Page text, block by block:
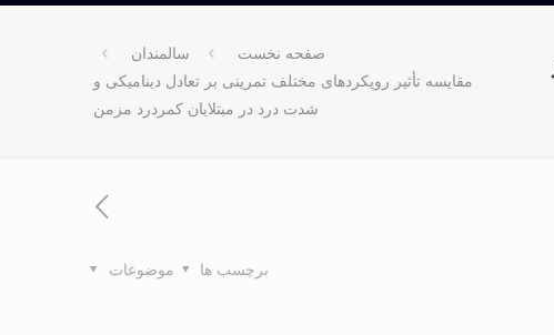
صفحه نخست
سالمندان
مقایسه تأثیر رویکردهای مختلف تمرینی بر تعادل دینامیکی و
شدت درد در مبتلایان کمردرد مزمن
موضوعات برچسب ها